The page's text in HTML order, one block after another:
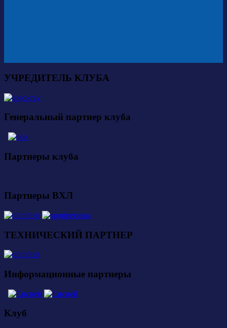
УЧРЕДИТЕЛЬ КЛУБА
Генеральный партнер клуба
Партнеры клуба
Партнеры ВХЛ
ТЕХНИЧЕСКИЙ ПАРТНЕР
Информационные партнеры
Клуб